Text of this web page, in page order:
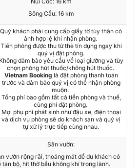
Sông Cầu: 16 km
Quý khách phải cung cấp giấy tờ tùy thân có
ảnh hợp lệ khi nhận phòng.
Tiền phòng được thu từ thẻ tín dụng ngay khi
quý vị đặt phòng.
Không đảm bảo yêu cầu về loại giường và tùy
chọn phòng hút thuốc/không hút thuốc.
Vietnam Booking là đặt phòng thanh toán
trước và đảm bảo quý vị có thể nhận phòng
muộn.
Tổng phí bao gồm tất cả tiền phòng và thuế,
cùng phí đặt phòng.
Mọi phụ phí phát sinh như đậu xe, điện thoại
và dịch vụ phòng sẽ do khách sạn và quý vị
tự xử lý trực tiếp cùng nhau.
Sân vườn:
vườn rộng rãi, thoáng mát để du khách có
tản bộ, hít thở bầu không khí trong lành.